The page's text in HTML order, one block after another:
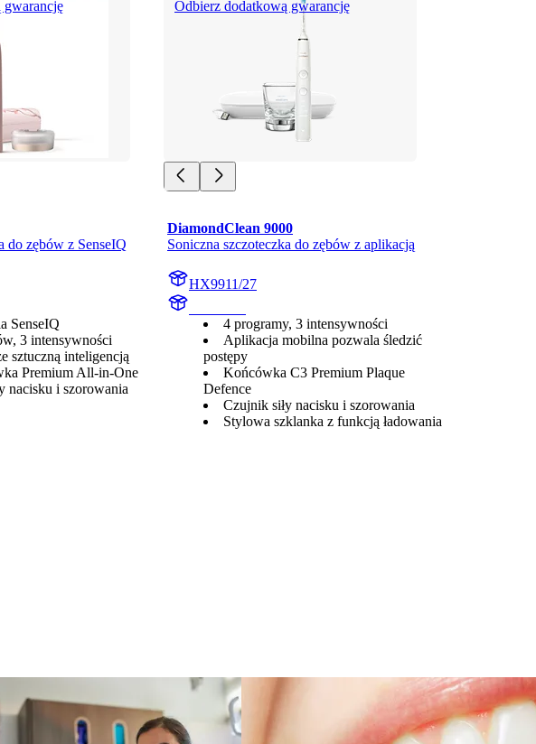
gwarancję
do zębów z SenseIQ
SenseIQ
3 intensywności
sztuczną inteligencją
Premium All-in-One
nacisku i szorowania
Odbierz dodatkową gwarancję
DiamondClean 9000
Soniczna szczoteczka do zębów z aplikacją
HX9911/27
4 programy, 3 intensywności
Aplikacja mobilna pozwala śledzić
postępy
Końcówka C3 Premium Plaque
Defence
Czujnik siły nacisku i szorowania
Stylowa szklanka z funkcją ładowania